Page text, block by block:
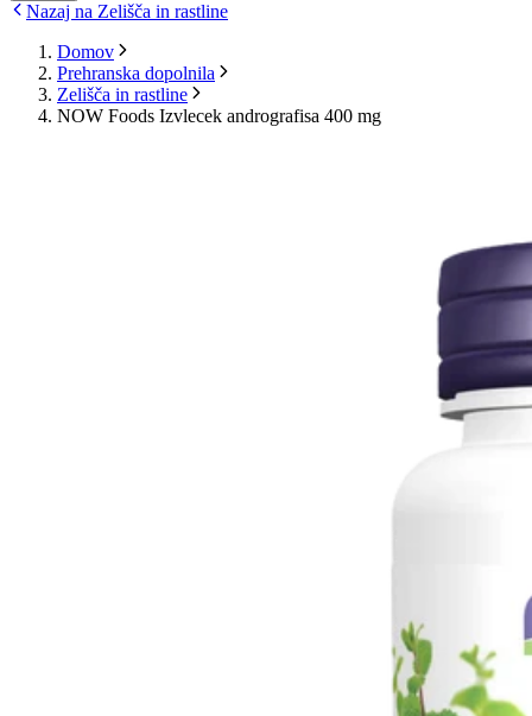
Nazaj na Zelišča in rastline
Domov
Prehranska dopolnila
Zelišča in rastline
NOW Foods Izvlecek andrografisa 400 mg